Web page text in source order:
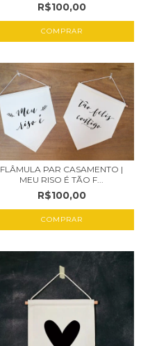
R$100,00
COMPRAR
FLÂMULA PAR CASAMENTO |
MEU RISO É TÃO F...
R$100,00
COMPRAR